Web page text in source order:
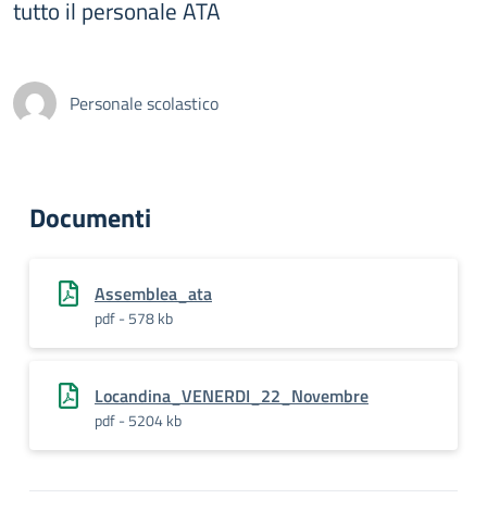
tutto il personale ATA
Personale scolastico
Documenti
Assemblea_ata
pdf - 578 kb
Locandina_VENERDI_22_Novembre
pdf - 5204 kb